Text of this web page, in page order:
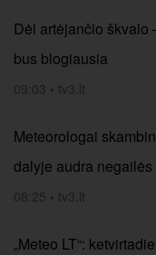
Dėl artėjančio škvalo
bus blogiausia
09:03 • tv3.lt
Meteorologai
dalyje audra negailės
08:25 • tv3.lt
„Meteo LT“: